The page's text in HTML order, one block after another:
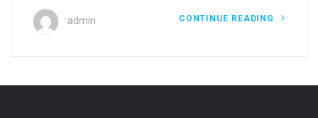
admin CONTINUE READING